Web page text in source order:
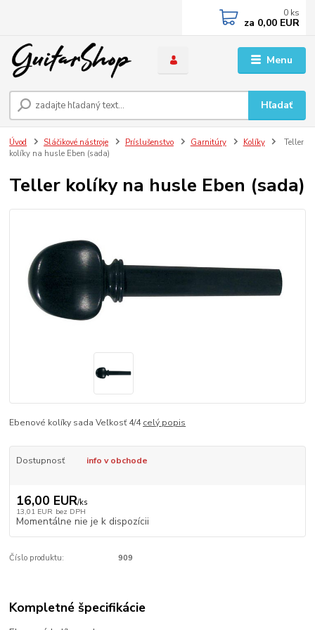
Menu
Hľadať
0 ks
za 0,00 EUR
Úvod Sláčikové nástroje Príslušenstvo Garnitúry Kolíky
Teller
kolíky na husle Eben (sada)
Teller kolíky na husle Eben (sada)
Ebenové kolíky sada Veľkosť 4/4celý popis
Dostupnosť info v obchode
16,00 EUR/ks
13,01 EUR bez DPH
Momentálne nie je k dispozícii
Číslo produktu: 909
Kompletné špecifikácie